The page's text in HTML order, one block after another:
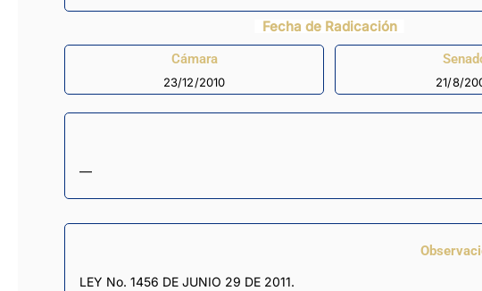
Fecha de Radicación
Cámara
23/12/2010 21/8/
—
LEY No. 1456 DE JUNIO 29 DE 2011.